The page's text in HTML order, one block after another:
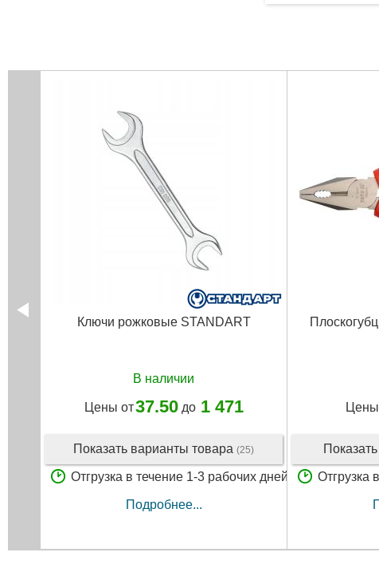
Ключи рожковые STANDART
В наличии
Цены от37.50до 1 471
Показать варианты товара (25)
Отгрузка в течение 1-3 рабочих дней
Подробнее...
Цены
Отгрузка